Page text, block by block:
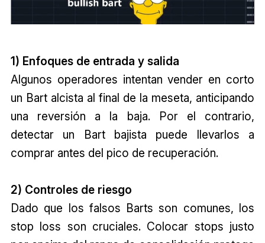
1) Enfoques de entrada y salida
Algunos operadores intentan vender en corto
un Bart alcista al final de la meseta, anticipando
una reversión a la baja. Por el contrario,
detectar un Bart bajista puede llevarlos a
comprar antes del pico de recuperación.
2) Controles de riesgo
Dado que los falsos Barts son comunes, los
stop loss son cruciales. Colocar stops justo